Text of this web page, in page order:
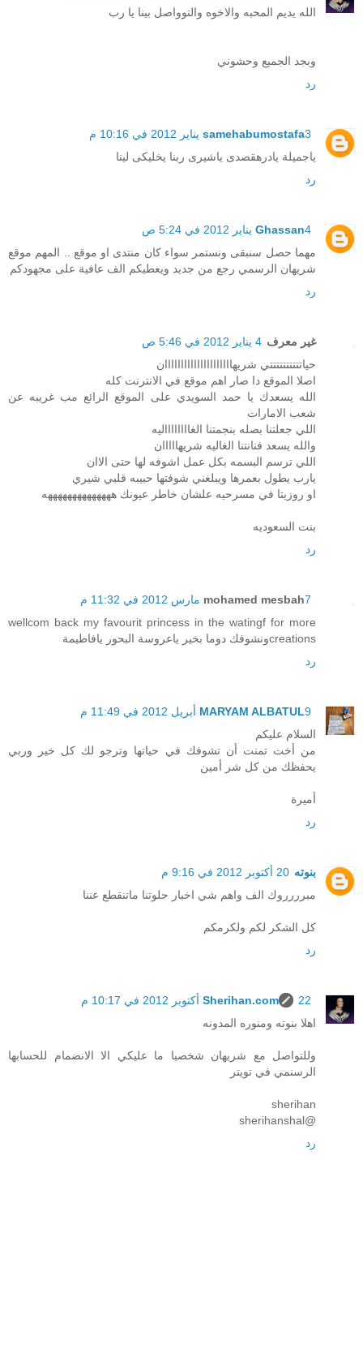
الله يديم المحبه والاخوه والتوواصل بينا يا رب
وبجد الجميع وحشوني
رد
samehabumostafa3 يناير 2012 في 10:16 م
ياجميلة يادرهقصدى ياشيرى ربنا يخليكى لينا
رد
Ghassan4 يناير 2012 في 5:24 ص
مهما حصل سنبقى ونستمر سواء كان منتدى او موقع .. المهم موقع
شريهان الرسمي رجع من جديد ويعطيكم الف عافية على مجهودكم
رد
غير معرف 4 يناير 2012 في 5:46 ص
حياتتتتتتتتتتي شريهااااااااااااااااااااان
اصلا الموقع دا صار اهم موقع في الانترنت كله
الله يسعدك يا حمد السويدي على الموقع الرائع مب غريبه عن
شعب الامارات
اللي جعلتنا بصله بنجمتنا الغااااااااليه
والله يسعد فنانتنا الغاليه شريهااااان
اللي ترسم البسمه بكل عمل اشوفه لها حتى الاان
يارب يطول بعمرها ويبلغني شوفتها حبيبه قلبي شيري
او روزيتا في مسرحيه علشان خاطر عيونك ههههههههههههههه
بنت السعوديه
رد
mohamed mesbah7 مارس 2012 في 11:32 م
wellcom back my favourit princess in the watingf for more
creationsونشوفك دوما بخير ياعروسة البحور يافاطيمة
رد
MARYAM ALBATUL9 أبريل 2012 في 11:49 م
السلام عليكم
من أخت تمنت أن تشوفك في حياتها وترجو لك كل خير وربي
يحفظك من كل شر أمين
أميرة
رد
بنوته 20 أكتوبر 2012 في 9:16 م
مبرررروك الف واهم شي اخبار حلوتنا ماتنقطع عننا
كل الشكر لكم ولكرمكم
رد
Sherihan.com
22 أكتوبر 2012 في 10:17 م
اهلا بنوته ومنوره المدونه
وللتواصل مع شريهان شخصيا ما عليكي الا الانضمام للحسابها
الرسنمي في تويتر
sherihan
@sherihanshal
رد